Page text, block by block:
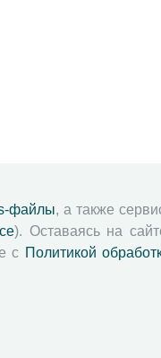
файлы, а также
). Оставаясь на
с Политикой